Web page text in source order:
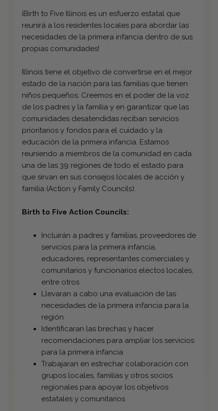
¡Birth to Five Illinois es un esfuerzo estatal que
reunirá a los residentes locales para abordar las
necesidades de la primera infancia dentro de sus
propias comunidades!
Illinois tiene el objetivo de convertirse en el mejor
estado de la nación para las familias que tienen
niños pequeños. Creemos en el poder de la voz
de los padres y la familia y en garantizar que las
comunidades desatendidas reciban servicios
prioritarios y fondos para el cuidado y la
educación de la primera infancia. Estamos
reuniendo a miembros de la comunidad en cada
una de las 39 regiones de todo el estado para
que sirvan en sus consejos locales de acción y
familia (Action y Family Councils).
Birth to Five Action Councils:
Incluirán a padres y familias, proveedores de
servicios para la primera infancia,
educadores, representantes comerciales y
comunitarios y funcionarios electos locales,
entre otros
Llevaran a cabo una evaluación de las
necesidades de la primera infancia para la
región
Identificaran las brechas y hacer
recomendaciones para ampliar los servicios
para la primera infancia
Trabajaran en estrechar colaboración con
grupos locales, familias y otros socios
regionales para apoyar los objetivos
estatales y comunitarios